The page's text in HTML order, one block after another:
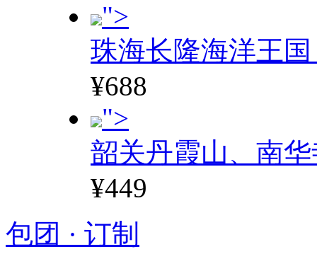
">
珠海长隆海洋王
¥688
">
韶关丹霞山、南
¥449
包团 · 订制